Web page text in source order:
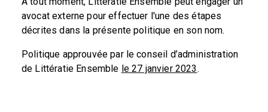
avocat externe pour effectuer l'une des étapes
décrites dans la présente politique en son nom.
Politique approuvée par le conseil d’administration
de Littératie Ensemble le 27 janvier 2023.